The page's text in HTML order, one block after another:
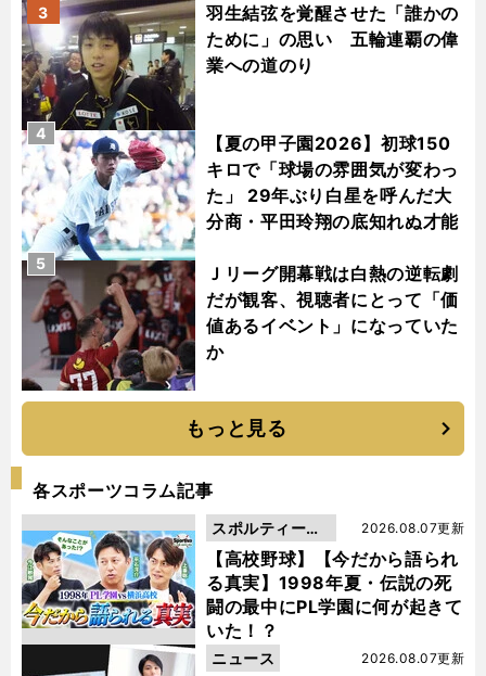
羽生結弦を覚醒させた「誰かの
ために」の思い 五輪連覇の偉
業への道のり
3
【夏の甲子園2026】初球150
キロで「球場の雰囲気が変わっ
た」 29年ぶり白星を呼んだ大
分商・平田玲翔の底知れぬ才能
4
Ｊリーグ開幕戦は白熱の逆転劇
だが観客、視聴者にとって「価
値あるイベント」になっていた
か
5
もっと見る
各スポーツコラム記事
【高校野球】【今だから語られ
る真実】1998年夏・伝説の死
闘の最中にPL学園に何が起きて
いた！？
2026.08.07更新
スポルティーバ
動画
2026.08.07更新
ニュース